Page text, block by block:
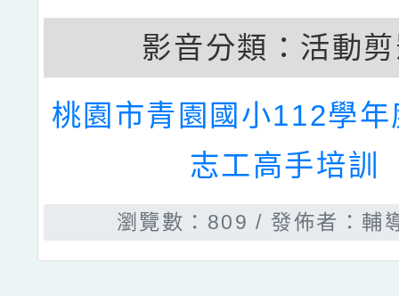
影音分類： 活動
桃園市青園國小112學
志工高手培訓
瀏覽數：809 發佈者：輔